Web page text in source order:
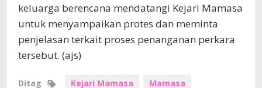
keluarga berencana mendatangi Kejari Mamasa
untuk menyampaikan protes dan meminta
penjelasan terkait proses penanganan perkara
tersebut. (ajs)
Ditag Kejari Mamasa Mamasa